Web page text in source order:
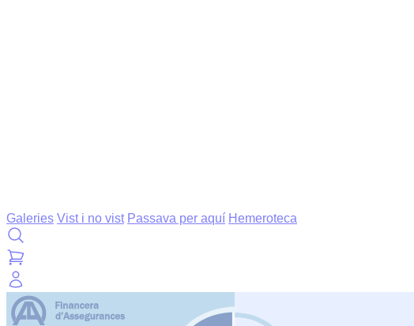
Galeries Vist i no vist Passava per aquí Hemeroteca